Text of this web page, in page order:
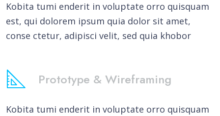
Kobita tumi enderit in voluptate orro quisquam
est, qui dolorem ipsum quia dolor sit amet,
conse ctetur, adipisci velit, sed quia khobor
Prototype & Wireframing
Kobita tumi enderit in voluptate orro quisquam